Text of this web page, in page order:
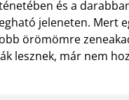
és a
jeleneten. Mert
örömömre
lesznek, már nem